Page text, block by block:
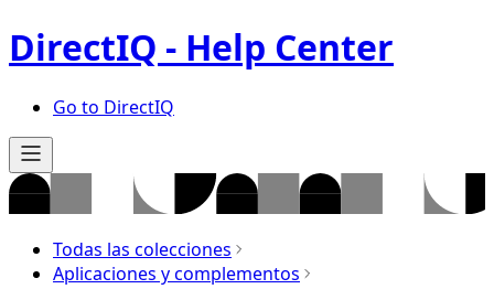
DirectIQ - Help Center
Go to DirectIQ
Todas las colecciones
Aplicaciones y complementos